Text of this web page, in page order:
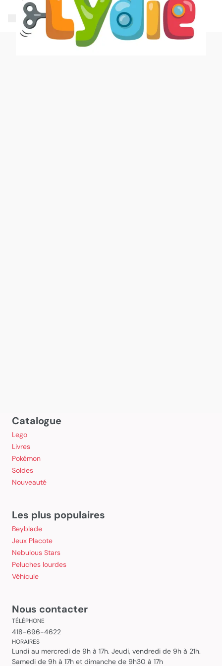
Catalogue
Lego
Livres
Pokémon
Soldes
Nouveauté
Les plus populaires
Beyblade
Jeux Placote
Nebulous Stars
Peluches lourdes
Véhicule
Nous contacter
TÉLÉPHONE
418-696-4622
HORAIRES
Lundi au mercredi de 9h à 17h. Jeudi, vendredi de 9h à 21h.
Samedi de 9h à 17h et dimanche de 9h30 à 17h